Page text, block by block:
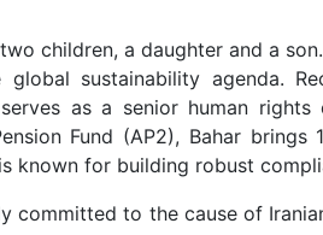
children, a daughter and a
sustainability agenda.
as a senior human
Fund (AP2), Bahar
known for building robust
committed to the cause of